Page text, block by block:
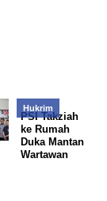
Hukrim
PSI Takziah
ke Rumah
Duka Mantan
Wartawan